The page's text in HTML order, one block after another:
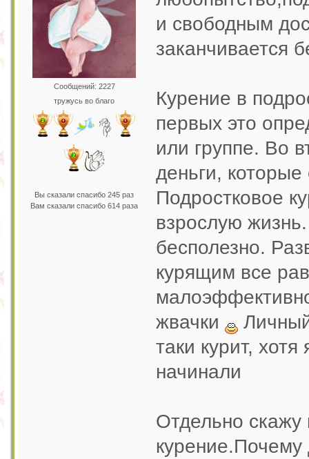
Сообщений: 2227
тружусь во благо
Вы сказали спасибо 245 раз
Вам сказали спасибо 614 раза
и свободным
заканчивается
Курение в
первых это
или группе. Во
деньги,
Подростковое
взрослую
бесполезно.
курящим все
жвачки
таки курит,
начинали
Отдельно скажу
курение.Почему